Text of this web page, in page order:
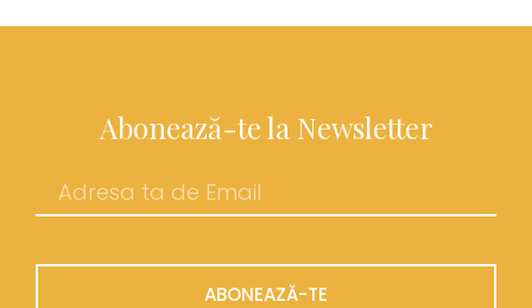
Abonează-te la Newsletter
ABONEAZĂ-TE